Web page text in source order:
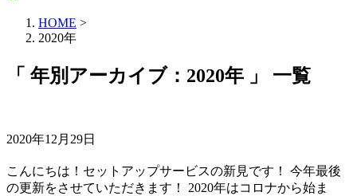
HOME >
2020年
「 年別アーカイブ：2020年 」 一覧
2020年12月29日
こんにちは！セットアップサービスの新見です！ 今年最後
の更新をさせていただきます！ 2020年はコロナから始ま